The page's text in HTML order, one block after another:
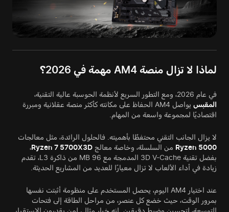
لماذا لا تزال منصة AM4 مهمة في 2026؟
في عام 2026، ومع التطور السريع لأنظمة الحوسبة عالية التقنية،
المقبس
يواصل AM4 الحفاظ على مكانته كأكثر منصة عقلانية ومبررة
اقتصاديًا لمجموعة واسعة من المهام.
لا يزال الجانب التقني محتفظًا بأهميته. فالحلول الرائدة، مثل معالجات
Ryzen 5000 من السلسلة، وخاصة معالج Ryzen 7 5700X3D،
بفضل تقنية 3D V-Cache المدمجة مع 96 MB من ذاكرة L3، تقدم
زيادة في أداء الألعاب لا تزال معيارًا للعديد من المشاريع الحديثة.
عند اختيار AM4 اليوم، يحصل المستخدم على منظومة أثبتت نفسها
بمرور الوقت، حيث خضع كل عنصر، من مراحل الطاقة إلى فتحات
التوسعة، لتحسين وضبط دقيقين. إنه خيار مثالي لمن يقدرون الاستقرار